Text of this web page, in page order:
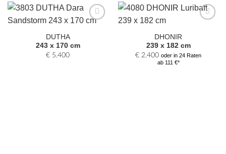
DUTHA
243 x 170 cm
€ 5.400
DHONIR
239 x 182 cm
€ 2.400 oder in 24 Raten
ab 111 €*